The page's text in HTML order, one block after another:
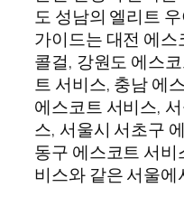
도 성남의 엘리트
가이드는 대전 에
콜걸, 강원도 에스
트 서비스, 충남 에
에스코트 서비스,
스, 서울시 서초구
동구 에스코트 서비
비스와 같은 서울